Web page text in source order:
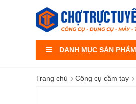
DANH MỤC SẢN PHẨM
Trang chủ › Công cụ cầm tay ›